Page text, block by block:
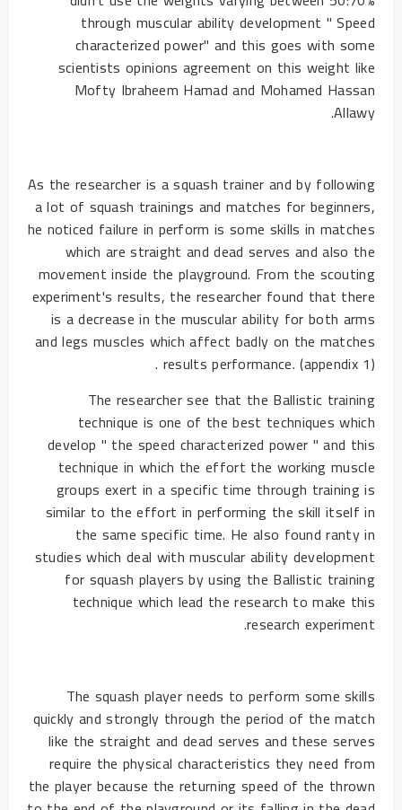
through muscular ability development " Speed
characterized power" and this goes with some
scientists opinions agreement on this weight like
Mofty Ibraheem Hamad and Mohamed Hassan
Allawy.
As the researcher is a squash trainer and by following
a lot of squash trainings and matches for beginners,
he noticed failure in perform is some skills in matches
which are straight and dead serves and also the
movement inside the playground. From the scouting
experiment's results, the researcher found that there
is a decrease in the muscular ability for both arms
and legs muscles which affect badly on the matches
results performance. (appendix 1) .
The researcher see that the Ballistic training
technique is one of the best techniques which
develop " the speed characterized power " and this
technique in which the effort the working muscle
groups exert in a specific time through training is
similar to the effort in performing the skill itself in
the same specific time. He also found ranty in
studies which deal with muscular ability development
for squash players by using the Ballistic training
technique which lead the research to make this
research experiment.
The squash player needs to perform some skills
quickly and strongly through the period of the match
like the straight and dead serves and these serves
require the physical characteristics they need from
the player because the returning speed of the thrown